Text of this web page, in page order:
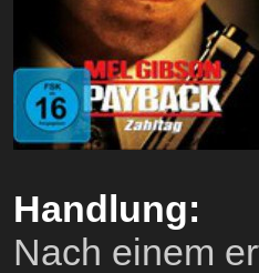
Handlung:
Nach einem